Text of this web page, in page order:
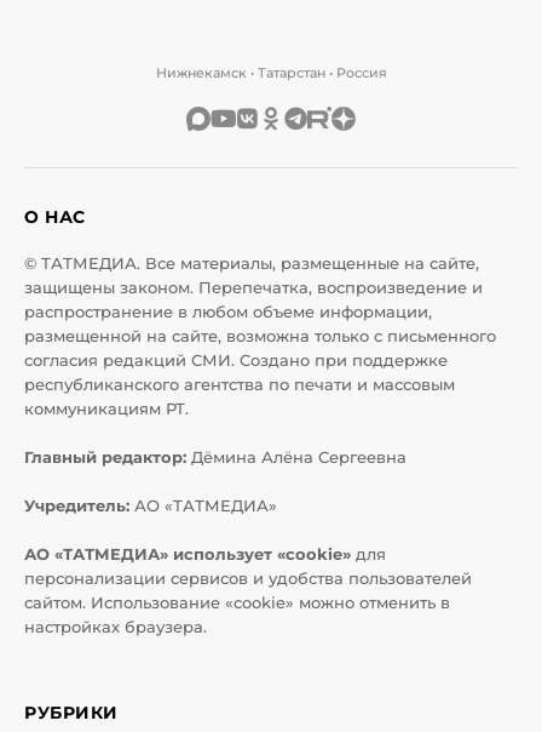
Нижнекамск • Татарстан • Россия
О НАС
© ТАТМЕДИА. Все материалы, размещенные на сайте,
защищены законом. Перепечатка, воспроизведение и
распространение в любом объеме информации,
размещенной на сайте, возможна только с письменного
согласия редакций СМИ. Создано при поддержке
республиканского агентства по печати и массовым
коммуникациям РТ.
Главный редактор: Дёмина Алёна Сергеевна
Учредитель: АО «ТАТМЕДИА»
АО «ТАТМЕДИА» использует «cookie» для
персонализации сервисов и удобства пользователей
сайтом. Использование «cookie» можно отменить в
настройках браузера.
РУБРИКИ